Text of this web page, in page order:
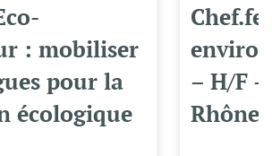
: mobiliser
pour la
écologique
– H/F
Rhône